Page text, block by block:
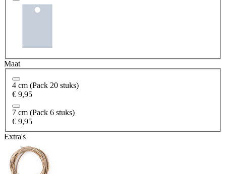
Maat
4 cm (Pack 20 stuks)
€ 9,95
7 cm (Pack 6 stuks)
€ 9,95
Extra's